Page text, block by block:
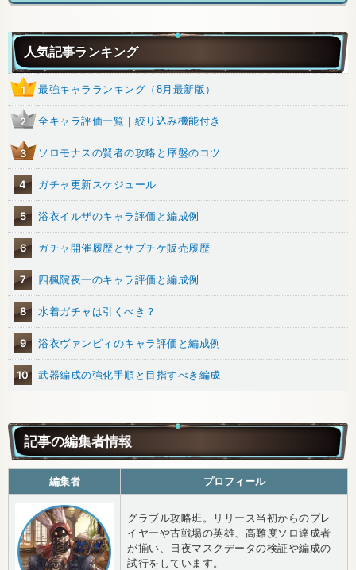
人気記事ランキング
1 最強キャラランキング（8月最新版）
2 全キャラ評価一覧｜絞り込み機能付き
3 ソロモナスの賢者の攻略と序盤のコツ
4 ガチャ更新スケジュール
5 浴衣イルザのキャラ評価と編成例
6 ガチャ開催履歴とサプチケ販売履歴
7 四楓院夜一のキャラ評価と編成例
8 水着ガチャは引くべき？
9 浴衣ヴァンピィのキャラ評価と編成例
10 武器編成の強化手順と目指すべき編成
記事の編集者情報
編集者 プロフィール
グラブル攻略班。リリース当初からのプレ
イヤーや古戦場の英雄、高難度ソロ達成者
が揃い、日夜マスクデータの検証や編成の
試行をしています。